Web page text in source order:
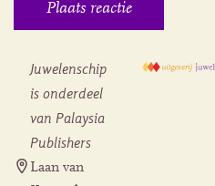
Juwelenschip
is onderdeel
van Palaysia
Publishers
Laan van